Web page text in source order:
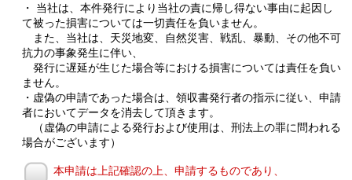
・ 当社は、本件発行により当社の責に帰し得ない事由に起因し
て被った損害については一切責任を負いません。
また、当社は、天災地変、自然災害、戦乱、暴動、その他不可
抗力の事象発生に伴い、
発行に遅延が生じた場合等における損害については責任を負い
ません。
・虚偽の申請であった場合は、領収書発行者の指示に従い、申請
者においてデータを消去して頂きます。
（虚偽の申請による発行および使用は、刑法上の罪に問われる
場合がございます）
本申請は上記確認の上、申請するものであり、